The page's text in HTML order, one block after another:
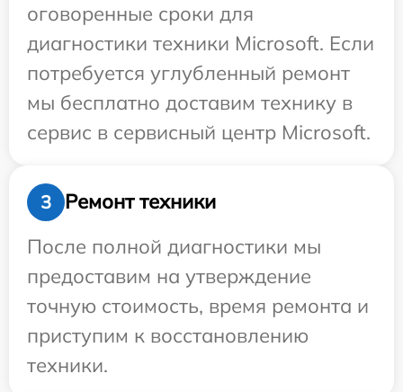
оговоренные сроки для
диагностики техники Microsoft. Если
потребуется углубленный ремонт
мы бесплатно доставим технику в
сервис в сервисный центр Microsoft.
3
Ремонт техники
После полной диагностики мы
предоставим на утверждение
точную стоимость, время ремонта и
приступим к восстановлению
техники.